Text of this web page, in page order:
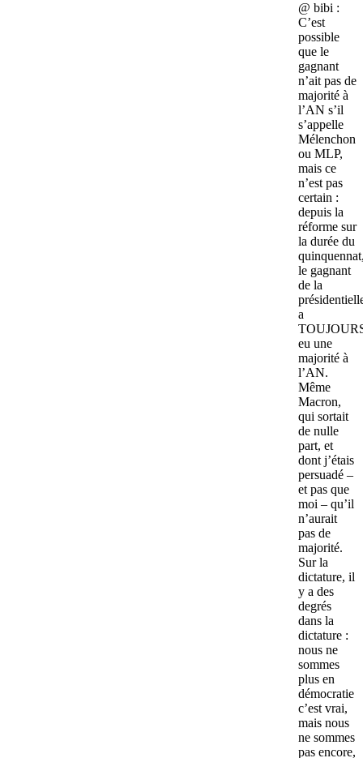
@ bibi :
C’est
possible
que le
gagnant
n’ait pas de
majorité à
l’AN s’il
s’appelle
Mélenchon
ou MLP,
mais ce
n’est pas
certain :
depuis la
réforme sur
la durée du
le gagnant
de la
a
eu une
majorité à
l’AN.
Même
Macron,
qui sortait
de nulle
part, et
dont j’étais
persuadé –
et pas que
moi – qu’il
n’aurait
pas de
majorité.
Sur la
dictature, il
y a des
degrés
dans la
dictature :
nous ne
sommes
plus en
démocratie
c’est vrai,
mais nous
ne sommes
pas encore,